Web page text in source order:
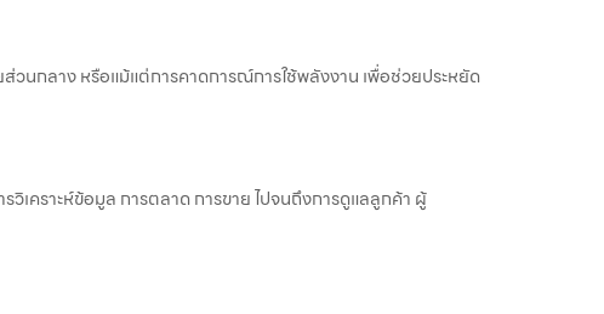
วนกลาง หรือแม้แต่การคาดการณ์การใช้พลังงาน เพื่อช่วยประหยัด
เคราะห์ข้อมูล การตลาด การขาย ไปจนถึงการดูแลลูกค้า ผู้